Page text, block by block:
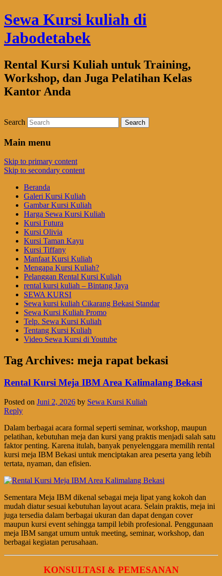
Sewa Kursi kuliah di
Jabodetabek
Rental Kursi Kuliah untuk Training,
Workshop, dan Juga Pelatihan Kelas
Kantor Anda
Search
Main menu
Skip to primary content
Skip to secondary content
Beranda
Galeri Kursi Kuliah
Gambar Kursi Kuliah
Harga Sewa Kursi Kuliah
Kursi Futura
Kursi Olivia
Kursi Taman Kayu
Kursi Tiffany
Manfaat Kursi Kuliah
Mengapa Kursi Kuliah?
Pelanggan Rental Kursi Kuliah
rental kursi kuliah – Bintang Jaya
SEWA KURSI
Sewa kursi kuliah Cikarang Bekasi Standar
Sewa Kursi Kuliah Promo
Telp. Sewa Kursi Kuliah
Tentang Kursi Kuliah
Video Sewa Kursi di Youtube
Tag Archives: meja rapat bekasi
Rental Kursi Meja IBM Area Kalimalang Bekasi
Posted on Juni 2, 2026 by Sewa Kursi Kuliah
Reply
Dalam berbagai acara formal seperti seminar, workshop, maupun
pelatihan, kebutuhan meja dan kursi yang praktis menjadi salah satu
faktor penting. Karena itulah, banyak penyelenggara memilih rental
kursi meja IBM Bekasi untuk menciptakan area peserta yang lebih
tertata, nyaman, dan efisien.
Sementara Meja IBM dikenal sebagai meja lipat yang kokoh dan
mudah diatur sesuai kebutuhan layout acara. Selain praktis, meja ini
juga tersedia dalam berbagai ukuran dan dapat dengan cover
maupun kursi event sehingga tampil lebih profesional. Penggunaan
meja IBM sangat umum untuk meeting, seminar, workshop, dan
berbagai kegiatan perusahaan.
KONSULTASI & PEMESANAN